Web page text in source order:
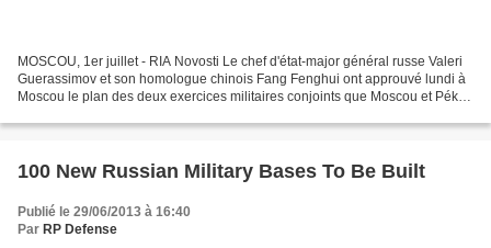
MOSCOU, 1er juillet - RIA Novosti Le chef d'état-major général russe Valeri
Guerassimov et son homologue chinois Fang Fenghui ont approuvé lundi à
Moscou le plan des deux exercices militaires conjoints que Moscou et Pékin
100 New Russian Military Bases To Be Built
Publié le 29/06/2013 à 16:40
Par RP Defense